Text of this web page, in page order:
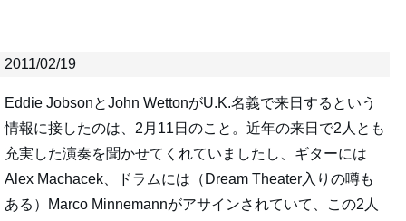
2011/02/19
Eddie JobsonとJohn WettonがU.K.名義で来日するという
情報に接したのは、2月11日のこと。近年の来日で2人とも
充実した演奏を聞かせてくれていましたし、ギターには
Alex Machacek、ドラムには（Dream Theater入りの噂も
ある）Marco Minnemannがアサインされていて、この2人